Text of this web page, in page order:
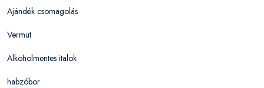
Ajándék csomagolás
Vermut
Alkoholmentes italok
habzóbor